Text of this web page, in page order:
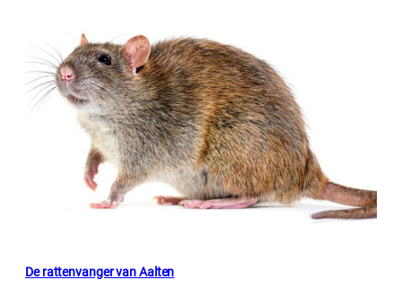
De rattenvanger van Aalten